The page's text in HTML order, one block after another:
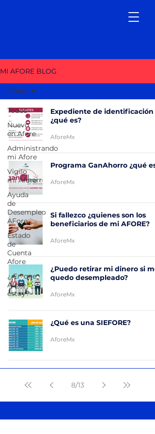
MI AFORE BLOG
Todos
Nuevo
en Afore
Administrando
mi Afore
Vigilo
mi Afore
Ayuda
de
Desempleo
AFore
Estado
de
Cuenta
Afore
¿ En que
Afore
estoy?
Todos
Expediente de identificación
¿qué es?
AforeMx
Programa GanAhorro ¿qué
AforeMx
Si fallezco ¿quienes son los
beneficiarios de mi AFORE?
AforeMx
¿Puedo retirar mi dinero si me
quedo desempleado?
AforeMx
¿Qué es una SIEFORE?
AforeMx
8/13